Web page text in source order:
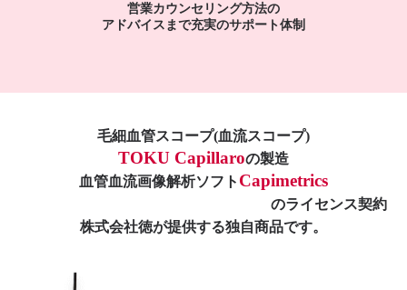
営業カウンセリング方法の
アドバイスまで充実のサポート体制
毛細血管スコープ(血流スコープ)
TOKU Capillaroの製造
血管血流画像解析ソフト Capimetrics
のライセンス契約
株式会社徳が提供する独自商品です。